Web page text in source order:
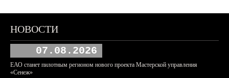
НОВОСТИ
07.08.2026
ЕАО станет пилотным регионом нового проекта Мастерской управления
«Сенеж»